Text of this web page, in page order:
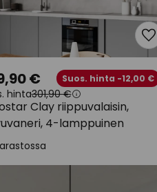
Clay riippuvalaisin,
4-lamppuinen
€ Suos. hinta -12,00 €
hinta301,90 €